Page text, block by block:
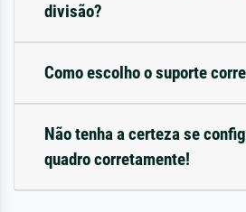
divisão?
Como escolho o suporte
Não tenha a certeza se
quadro corretamente!